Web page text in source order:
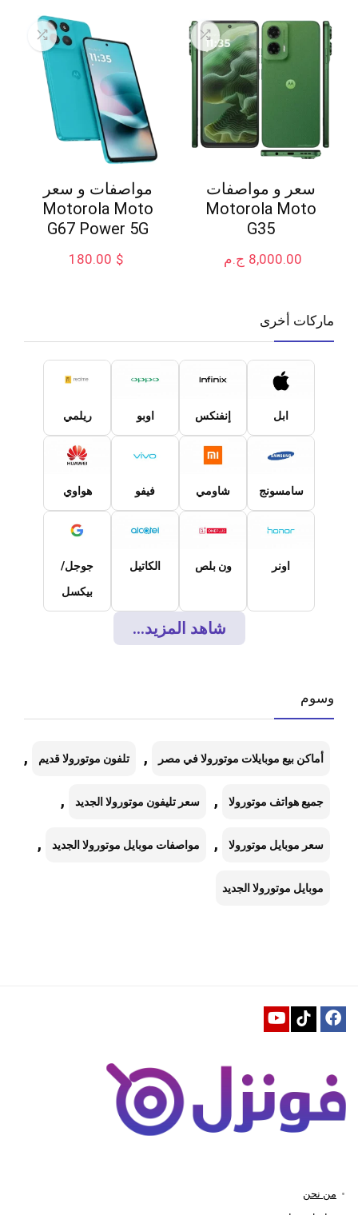
سعر و مواصفات
Motorola Moto
G35
ج.م 8,000.00
مواصفات و سعر
Motorola Moto
G67 Power 5G
$
180.00
ماركات أخرى
ابل إنفنكس اوبو ريلمي
سامسونج شاومي فيفو هواوي
اونر ون بلص الكاتيل
جوجل/
بيكسل
شاهد المزيد...
وسوم
أماكن بيع موبايلات موتورولا في مصر , تلفون موتورولا قديم ,
جميع هواتف موتورولا , سعر تليفون موتورولا الجديد ,
سعر موبايل موتورولا , مواصفات موبايل موتورولا الجديد ,
موبايل موتورولا الجديد
من نحن